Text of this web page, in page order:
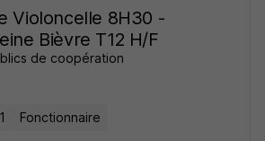
Violoncelle 8H30 -
Bièvre T12 H/F
de coopération
Fonctionnaire